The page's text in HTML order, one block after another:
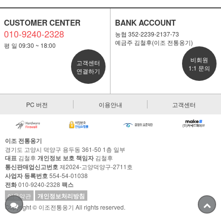
CUSTOMER CENTER
010-9240-2328
평 일 09:30 ~ 18:00
고객센터
연결하기
BANK ACCOUNT
농협 352-2239-2137-73
예금주 김철후(이조 전통옹기)
비회원
1:1 문의
PC 버전 이용안내 고객센터
이조 전통옹기
경기도 고양시 덕양구 용두동 361-50 1층 일부
대표 김철후 개인정보 보호 책임자김철후
통신판매업신고번호제2024-고양덕양구-2711호
사업자 등록번호554-54-01038
전화010-9240-2328 팩스
이용약관 개인정보처리방침
Copyright © 이조전통옹기 All rights reserved.